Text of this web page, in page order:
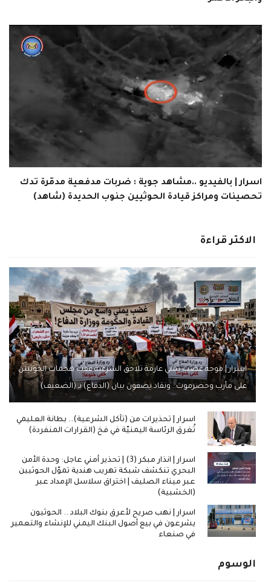
اسرار | بالفيديو ..مشاهد جوية : ضربات مدفعية مدمّرة تدك
تحصينات ومراكز قيادة الحوثيين جنوب الحديدة (شاهد)
الاكثر قراءة
اسرار | موجة غضب يمني عارمة تلاحق الشرعية عقب هجمات الحوثيين
على مأرب وحضرموت.. ونقاد يصفون بيان (الدفاع) بـ (الضعيف)
اسرار | تحذيرات من (تآكل الشرعية).. بطانة العليمي
تُغرق الرئاسة اليمنيّة في فخ (القرارات المنفردة)
اسرار | انذار مبكر (3) | تحذير أمني عاجل: وحدة الأمن
البحري تنكشف شبكة تهريب هندية تموّل الحوثيين
عبر ميناء الصليف | اختراق سلاسل الإمداد عبر
(الخشبية)
اسرار | نهب صريح لأعرق بنوك البلاد .. الحوثيون
يشرعون في بيع أصول البنك اليمني للإنشاء والتعمير
في صنعاء
الوسوم